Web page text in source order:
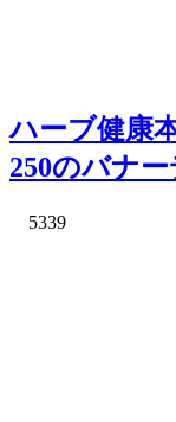
ハーブ健康
250のバナ
5339